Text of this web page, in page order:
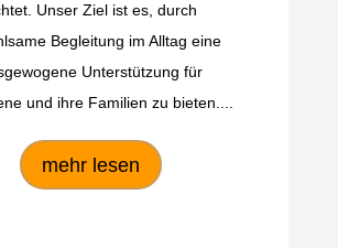
Unser Ziel ist es, durch
Begleitung im Alltag eine
Unterstützung für
und ihre Familien zu bieten....
mehr lesen